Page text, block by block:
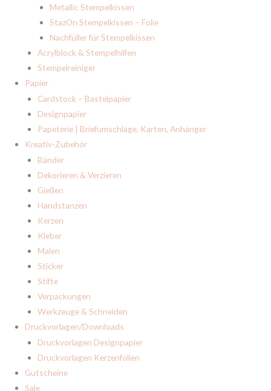
Metallic Stempelkissen
StazOn Stempelkissen – Folie
Nachfüller für Stempelkissen
Acrylblock & Stempelhilfen
Stempelreiniger
Papier
Cardstock – Bastelpapier
Designpapier
Papeterie | Briefumschläge, Karten, Anhänger
Kreativ-Zubehör
Bänder
Dekorieren & Verzieren
Gießen
Handstanzen
Kerzen
Kleber
Malen
Sticker
Stifte
Verpackungen
Werkzeuge & Schneiden
Druckvorlagen/Downloads
Druckvorlagen Designpapier
Druckvorlagen Kerzenfolien
Gutscheine
Sale